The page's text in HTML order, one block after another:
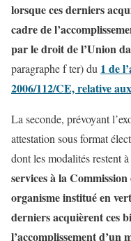
lorsque ces derniers
cadre de
par le droit de l’Union
paragraphe f ter) du 1 de
2006/112/CE, relative
La seconde, prévoyant
attestation sous format
dont les modalités restent
services à la
organisme institué en
derniers acquièrent ces
l’accomplissement d’un